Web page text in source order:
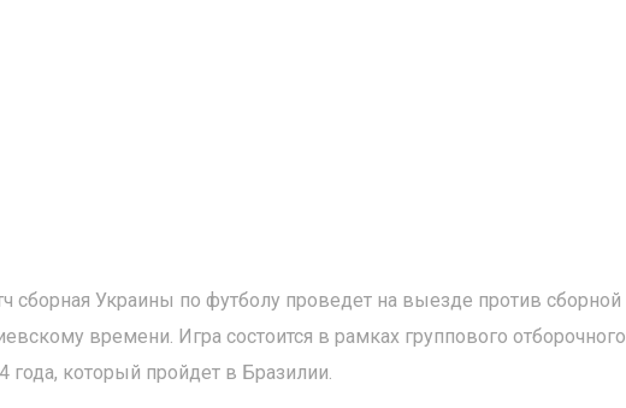
Украины по футболу проведет на выезде против сборной
времени. Игра состоится в рамках группового отборочного
года, который пройдет в Бразилии.